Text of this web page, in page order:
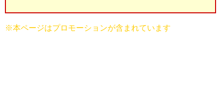
※本ページはプロモーションが含まれています